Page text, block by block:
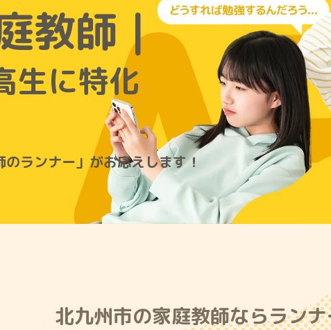
教師｜
生に特化
ランナー」がお応えします！
北九州市の家庭教師ならラン